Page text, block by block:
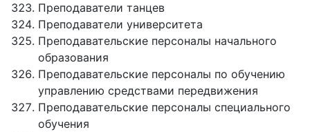
Преподаватели танцев
Преподаватели университета
Преподавательские персоналы начального
образования
Преподавательские персоналы по обучению
управлению средствами передвижения
Преподавательские персоналы специального
обучения